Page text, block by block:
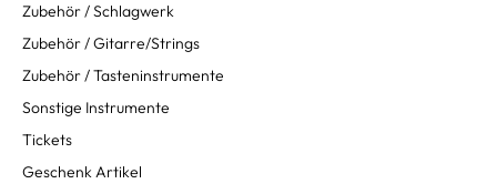
Zubehör / Schlagwerk
Zubehör / Gitarre/Strings
Zubehör / Tasteninstrumente
Sonstige Instrumente
Tickets
Geschenk Artikel